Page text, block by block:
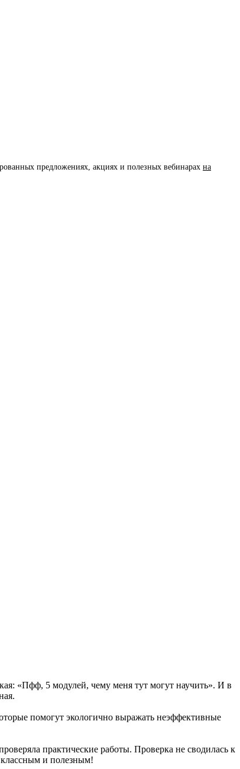
предложениях, акциях и полезных вебинарах на
«Пфф, 5 модулей, чему меня тут могут научить». И в
помогут экологично выражать неэффективные
практические работы. Проверка не сводилась к
и полезным!